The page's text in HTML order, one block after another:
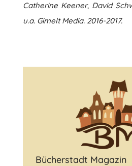
Catherine Keener, David
u.a. Gimelt Media. 2016-2017.
Bücherstadt Magazin